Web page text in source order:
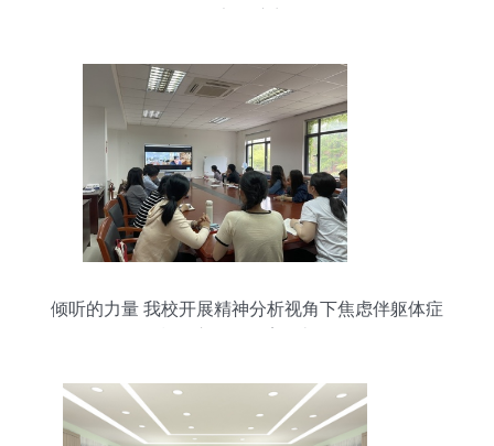
倾听的力量 我校开展精神分析视角下焦虑伴躯体症